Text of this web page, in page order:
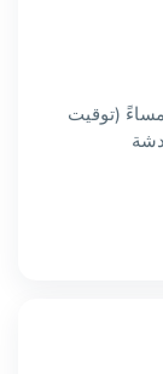
خدمة العملاء يوميًا من 10 صباحًا حتى 11 مساءً (توقيت